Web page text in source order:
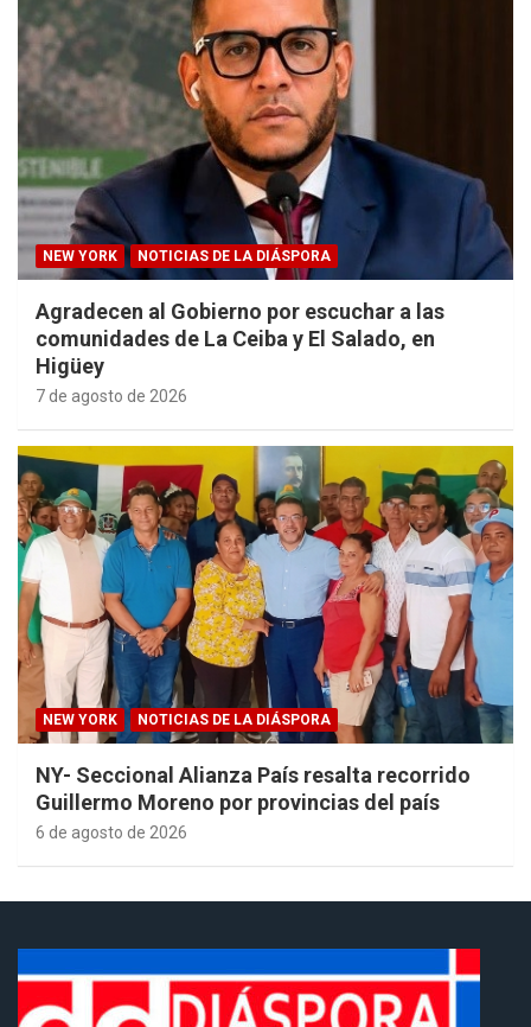
NEW YORK NOTICIAS DE LA DIÁSPORA
Agradecen al Gobierno por escuchar a las
comunidades de La Ceiba y El Salado, en
Higüey
7 de agosto de 2026
NEW YORK NOTICIAS DE LA DIÁSPORA
NY- Seccional Alianza País resalta recorrido
Guillermo Moreno por provincias del país
6 de agosto de 2026